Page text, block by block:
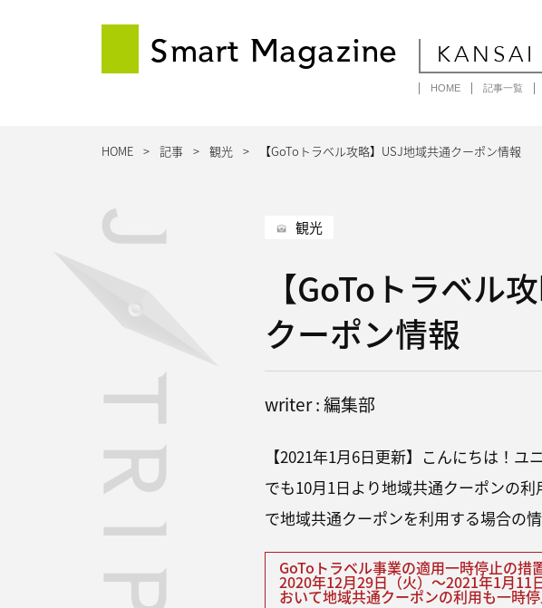
Smart Magazine KANSAI
HOME 記事一覧
HOME 記事 観光 【GoToトラベル攻略】USJ地域共通クーポン情報
観光
【GoToトラベル
クーポン情報
writer : 編集部
【2021年1月6日更新】こんにちは！
でも10月1日より地域共通クーポンの
で地域共通クーポンを利用する場合の
GoToトラベル事業の適用一時停止の措
2020年12月29日（火）～2021年1月11
おいて地域共通クーポンの利用も一時